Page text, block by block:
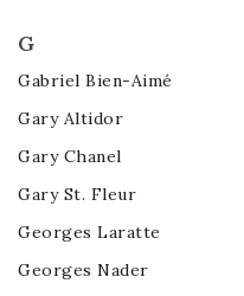
G
Gabriel Bien-Aimé
Gary Altidor
Gary Chanel
Gary St. Fleur
Georges Laratte
Georges Nader